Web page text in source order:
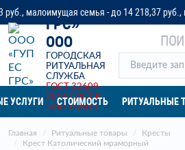
семья - до 14 218,37 руб.,
«ГУП ЕС
ГРС»
ООО
ГОРОДСКАЯ
РИТУАЛЬНАЯ
СЛУЖБА
ГОСТ 32609-
2014 ГОСТ Р
54611-2011
УСЛУГИ СТОИМОСТЬ РИТУАЛЬНЫЕ
Главная Ритуальные товары
Кресты
Крест Католический мраморный